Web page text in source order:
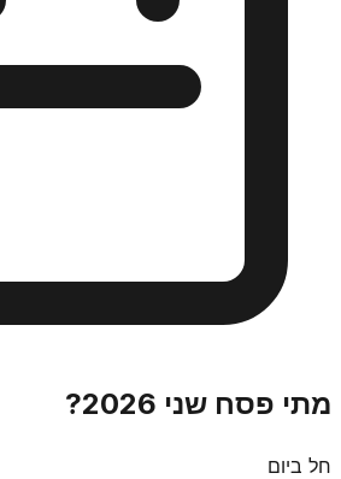
מתי פסח שני 2026?
חל ביום